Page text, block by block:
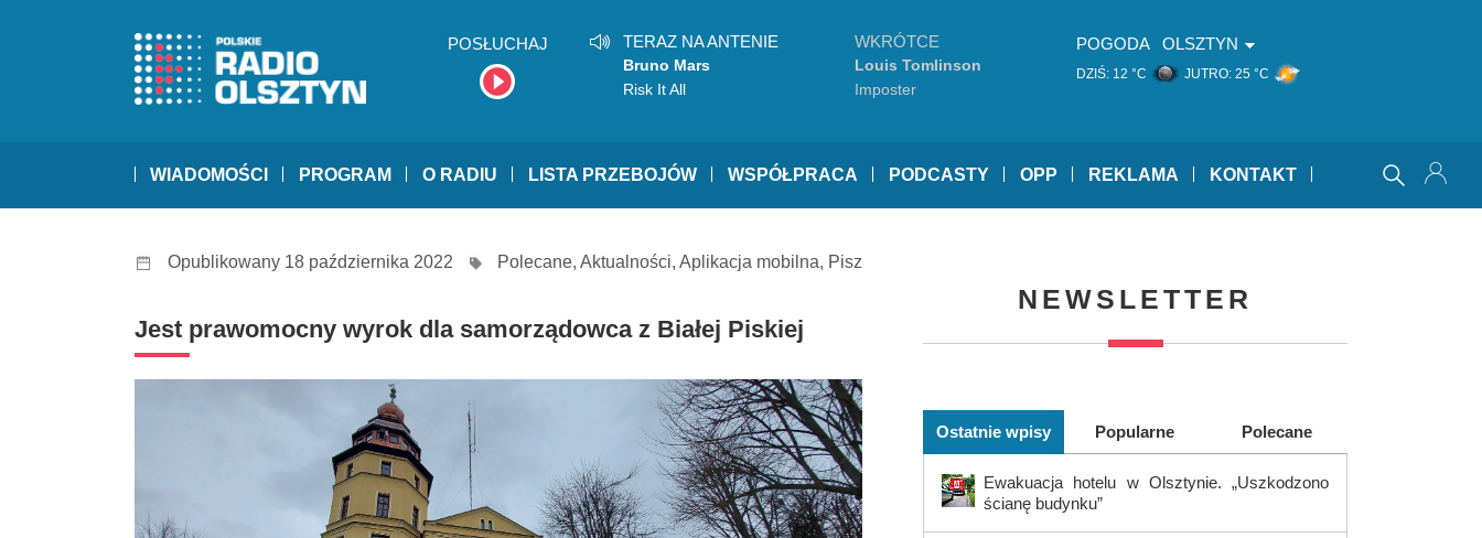
POSŁUCHAJ TERAZ NA ANTENIE
Bruno Mars
Risk It All
WKRÓTCE
Louis Tomlinson
Imposter
POGODA OLSZTYN
DZIŚ: 12 °C JUTRO: 25 °C
WIADOMOŚCI PROGRAM O RADIU LISTA PRZEBOJÓW WSPÓŁPRACA PODCASTY OPP REKLAMA KONTAKT
Opublikowany 18 października 2022 Polecane, Aktualności, Aplikacja mobilna, Pisz
Jest prawomocny wyrok dla samorządowca z Białej Piskiej
NEWSLETTER
Ostatnie wpisy Popularne Polecane
Ewakuacja hotelu w Olsztynie. „Uszkodzono
ścianę budynku”